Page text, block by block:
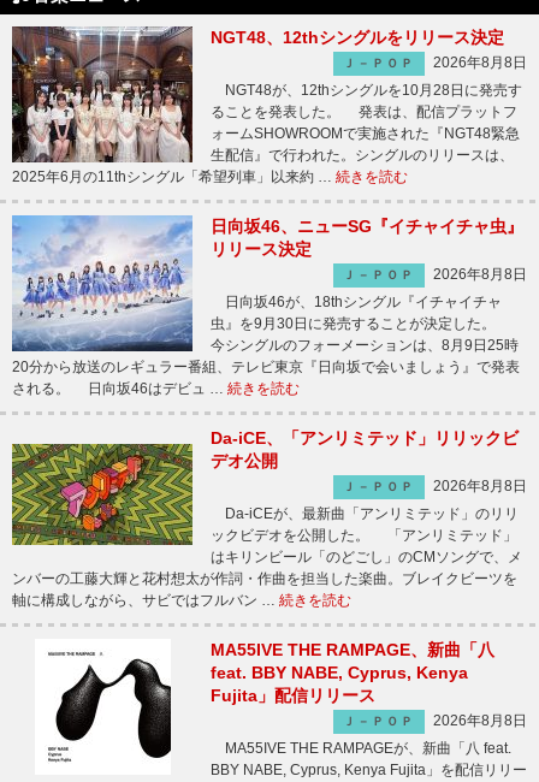
NGT48、12thシングルをリリース決定
Ｊ－ＰＯＰ
2026年8月8日
NGT48が、12thシングルを10月28日に発売す
ることを発表した。 発表は、配信プラットフ
ォームSHOWROOMで実施された『NGT48緊急
生配信』で行われた。シングルのリリースは、
2025年6月の11thシングル「希望列車」以来約 … 続きを読む
日向坂46、ニューSG『イチャイチャ虫』
リリース決定
Ｊ－ＰＯＰ
2026年8月8日
日向坂46が、18thシングル『イチャイチャ
虫』を9月30日に発売することが決定した。
今シングルのフォーメーションは、8月9日25時
20分から放送のレギュラー番組、テレビ東京『日向坂で会いましょう』で発表
される。 日向坂46はデビュ … 続きを読む
Da-iCE、「アンリミテッド」リリックビ
デオ公開
Ｊ－ＰＯＰ
2026年8月8日
Da-iCEが、最新曲「アンリミテッド」のリリ
ックビデオを公開した。 「アンリミテッド」
はキリンビール「のどごし」のCMソングで、メ
ンバーの工藤大輝と花村想太が作詞・作曲を担当した楽曲。ブレイクビーツを
軸に構成しながら、サビではフルバン … 続きを読む
MA55IVE THE RAMPAGE、新曲「八
feat. BBY NABE, Cyprus, Kenya
Fujita」配信リリース
Ｊ－ＰＯＰ
2026年8月8日
MA55IVE THE RAMPAGEが、新曲「八 feat.
BBY NABE, Cyprus, Kenya Fujita」を配信リリー